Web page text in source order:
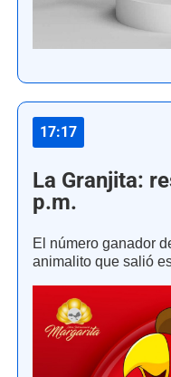
17:17
La Granjita:
p.m.
El número ganador
animalito que salió